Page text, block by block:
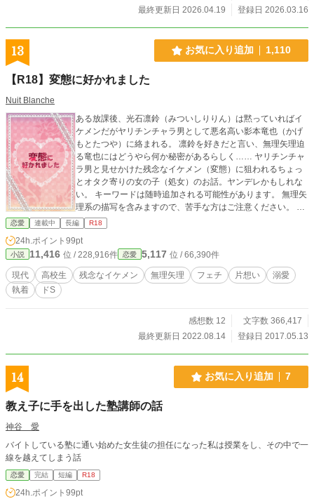
最終更新日 2026.04.19
登録日 2026.03.16
13 お気に入り追加 1,110
【R18】変態に好かれました
Nuit Blanche
ある放課後、光石凛鈴（みついしりりん）は黙っていればイ
ケメンだがヤリチンチャラ男として悪名高い影本竜也（かげ
もとたつや）に絡まれる。 凛鈴を好きだと言い、無理矢理迫
る竜也にはどうやら何か秘密があるらしく…… ヤリチンチャ
ラ男と見せかけた残念なイケメン（変態）に狙われるちょっ
とオタク寄りの女の子（処女）のお話。ヤンデレかもしれな
い。 キーワードは随時追加される可能性があります。 無理矢
理系の描写を含みますので、苦手な方はご注意ください。 ム
ーンライトノベルズにも投稿しています。
恋愛 連載中 長編 R18
24h.ポイント 99pt
小説 11,416 位 / 228,916件 恋愛 5,117 位 / 66,390件
現代 高校生 残念なイケメン 無理矢理 フェチ 片想い
溺愛
執着
ドS
感想数 12
文字数 366,417
最終更新日 2022.08.14
登録日 2017.05.13
14 お気に入り追加 7
教え子に手を出した塾講師の話
神谷 愛
バイトしている塾に通い始めた女生徒の担任になった私は授業をし、その中で一
線を越えてしまう話
恋愛 完結 短編 R18
24h.ポイント 99pt